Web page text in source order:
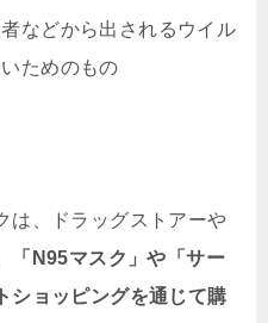
などから出されるウイル
ためのもの
は、ドラッグストアーや
「N95マスク」や「サー
ショッピングを通じて購